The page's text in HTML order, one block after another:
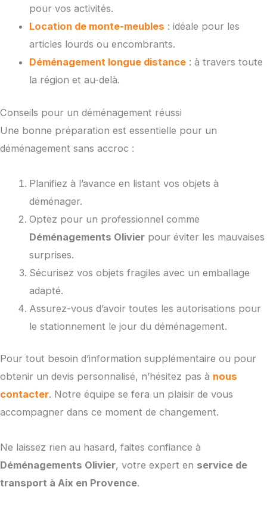
pour vos activités.
Location de monte-meubles : idéale pour les
articles lourds ou encombrants.
Déménagement longue distance : à travers toute
la région et au-delà.
Conseils pour un déménagement réussi
Une bonne préparation est essentielle pour un
déménagement sans accroc :
Planifiez à l’avance en listant vos objets à
déménager.
Optez pour un professionnel comme
Déménagements Olivier pour éviter les mauvaises
surprises.
Sécurisez vos objets fragiles avec un emballage
adapté.
Assurez-vous d’avoir toutes les autorisations pour
le stationnement le jour du déménagement.
Pour tout besoin d’information supplémentaire ou pour
obtenir un devis personnalisé, n’hésitez pas à nous
contacter. Notre équipe se fera un plaisir de vous
accompagner dans ce moment de changement.
Ne laissez rien au hasard, faites confiance à
Déménagements Olivier, votre expert en service de
transport à Aix en Provence.